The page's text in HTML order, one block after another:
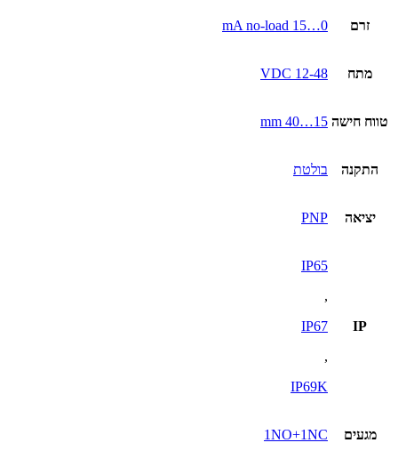
זרם 0…15 mA no-load
מתח 12-48 VDC
טווח חישה 15…40 mm
התקנה בולטת
יציאה PNP
IP
IP65
,
IP67
,
IP69K
מגעים 1NO+1NC